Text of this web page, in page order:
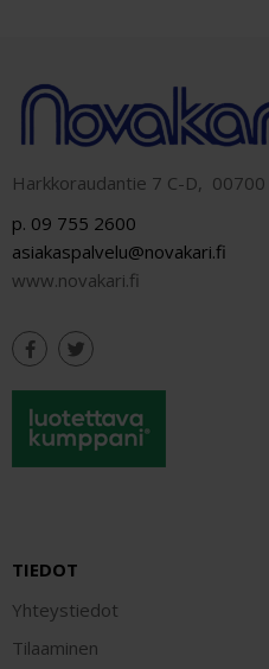
Harkkoraudantie 7 C-D, 00700
p. 09 755 2600
asiakaspalvelu@novakari.fi
www.novakari.fi
TIEDOT
Yhteystiedot
Tilaaminen